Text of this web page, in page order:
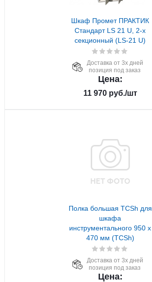
Шкаф Промет ПРАКТИК
Стандарт LS 21 U, 2-х
секционный (LS-21 U)
Доставка от 3х дней
позиция под заказ
Цена:
11 970руб./шт
Полка большая TCSh для
шкафа
инструментального 950 х
470 мм (TCSh)
Доставка от 3х дней
позиция под заказ
Цена: